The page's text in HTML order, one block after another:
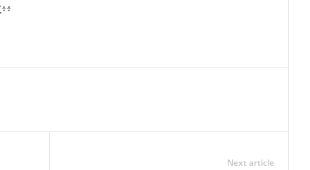
Next article